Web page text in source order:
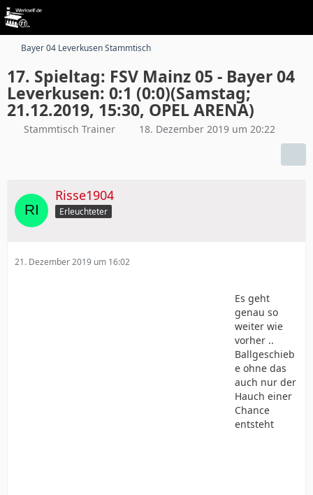
Bayer 04 Leverkusen Stammtisch
17. Spieltag: FSV Mainz 05 - Bayer 04
Leverkusen: 0:1 (0:0)(Samstag;
21.12.2019, 15:30, OPEL ARENA)
Stammtisch Trainer 18. Dezember 2019 um 20:22
Risse1904
Erleuchteter
21. Dezember 2019 um 16:02
Es geht
genau so
weiter wie
vorher ..
Ballgeschieb
e ohne das
auch nur der
Hauch einer
Chance
entsteht